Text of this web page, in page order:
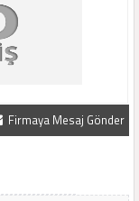
Firmaya Mesaj Gönder